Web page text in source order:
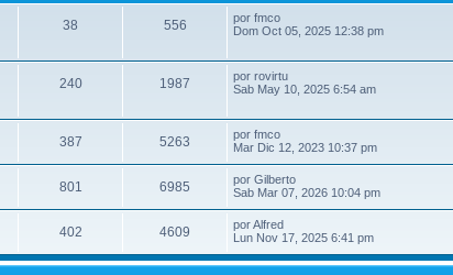
38 556 por fmco
Dom Oct 05, 2025 12:38 pm
240 1987 por rovirtu
Sab May 10, 2025 6:54 am
387 5263 por fmco
Mar Dic 12, 2023 10:37 pm
801 6985 por Gilberto
Sab Mar 07, 2026 10:04 pm
402 4609 porAlfred
Lun Nov 17, 2025 6:41 pm